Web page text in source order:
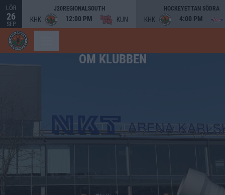
LÖR
26
SEP.
J20REGIONALSOUTH
KHK 12:00 PM KUN
HOCKEYETTAN SÖDRA
KHK 4:00 PM
OM KLUBBEN